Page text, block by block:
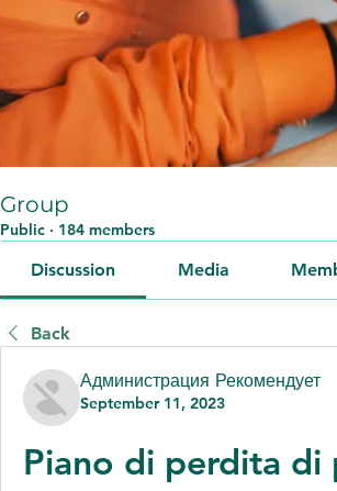
Group
Public · 184 members
Discussion Media
Back
Администрация Рекомендует
September 11, 2023
Piano di perdita di